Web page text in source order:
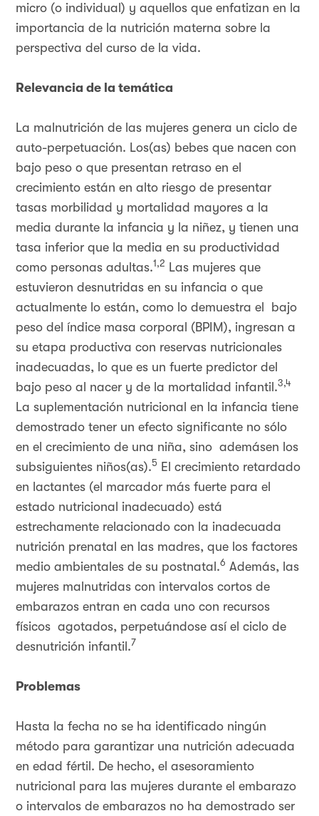
micro (o individual) y aquellos que enfatizan en la
importancia de la nutrición materna sobre la
perspectiva del curso de la vida.
Relevancia de la temática
La malnutrición de las mujeres genera un ciclo de
auto-perpetuación. Los(as) bebes que nacen con
bajo peso o que presentan retraso en el
crecimiento están en alto riesgo de presentar
tasas morbilidad y mortalidad mayores a la
media durante la infancia y la niñez, y tienen una
tasa inferior que la media en su productividad
como personas adultas.1,2 Las mujeres que
estuvieron desnutridas en su infancia o que
actualmente lo están, como lo demuestra el bajo
peso del índice masa corporal (BPIM), ingresan a
su etapa productiva con reservas nutricionales
inadecuadas, lo que es un fuerte predictor del
bajo peso al nacer y de la mortalidad infantil.3,4
La suplementación nutricional en la infancia tiene
demostrado tener un efecto significante no sólo
en el crecimiento de una niña, sino ademásen los
subsiguientes niños(as).5 El crecimiento retardado
en lactantes (el marcador más fuerte para el
estado nutricional inadecuado) está
estrechamente relacionado con la inadecuada
nutrición prenatal en las madres, que los factores
medio ambientales de su postnatal.6 Además, las
mujeres malnutridas con intervalos cortos de
embarazos entran en cada uno con recursos
físicos agotados, perpetuándose así el ciclo de
desnutrición infantil.7
Problemas
Hasta la fecha no se ha identificado ningún
método para garantizar una nutrición adecuada
en edad fértil. De hecho, el asesoramiento
nutricional para las mujeres durante el embarazo
o intervalos de embarazos no ha demostrado ser